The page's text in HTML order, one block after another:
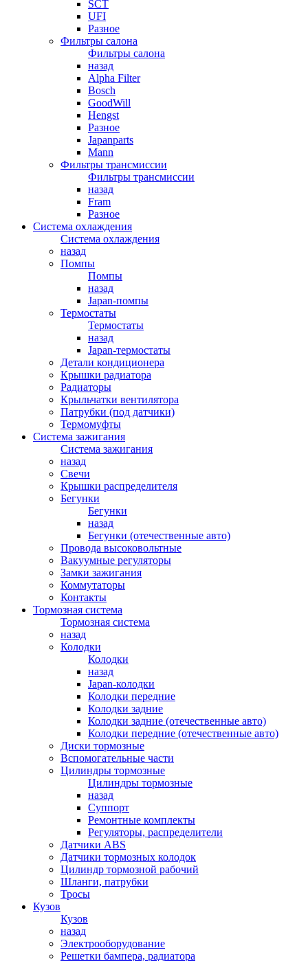
SCT
UFI
Разное
Фильтры салона
Фильтры салона
назад
Alpha Filter
Bosch
GoodWill
Hengst
Разное
Japanparts
Mann
Фильтры трансмиссии
Фильтры трансмиссии
назад
Fram
Разное
Система охлаждения
Система охлаждения
назад
Помпы
Помпы
назад
Japan-помпы
Термостаты
Термостаты
назад
Japan-термостаты
Детали кондиционера
Крышки радиатора
Радиаторы
Крыльчатки вентилятора
Патрубки (под датчики)
Термомуфты
Система зажигания
Система зажигания
назад
Свечи
Крышки распределителя
Бегунки
Бегунки
назад
Бегунки (отечественные авто)
Провода высоковольтные
Вакуумные регуляторы
Замки зажигания
Коммутаторы
Контакты
Тормозная система
Тормозная система
назад
Колодки
Колодки
назад
Japan-колодки
Колодки передние
Колодки задние
Колодки задние (отечественные авто)
Колодки передние (отечественные авто)
Диски тормозные
Вспомогательные части
Цилиндры тормозные
Цилиндры тормозные
назад
Суппорт
Ремонтные комплекты
Регуляторы, распределители
Датчики ABS
Датчики тормозных колодок
Цилиндр тормозной рабочий
Шланги, патрубки
Тросы
Кузов
Кузов
назад
Электрооборудование
Решетки бампера, радиатора